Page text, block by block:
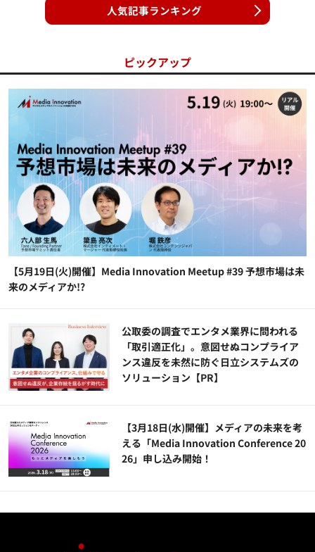
人気記事ランキング
ピックアップ
【5月19日(火)開催】Media Innovation Meetup #39 予想市場は未
来のメディアか!?
公​​取委の調査でエンタメ業界に問われる
「取引適正化」。意図せぬコンプライア
ンス違反を未然に防ぐ日立システムズの
ソリューション​【PR】
【3月18日(水)開催】メディアの未来を考
える「Media Innovation Conference 20
26」申し込み開始！